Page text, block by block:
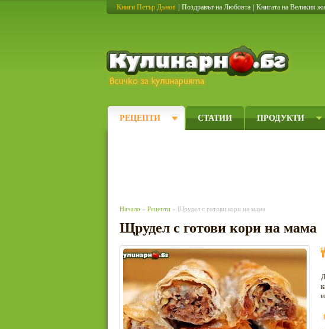
Книги Петър Дънов Поздравът на Любовта Книгата на Великия
РЕЦЕПТИ СТАТИИ ПРОДУКТИ
Начало » Рецепти » Щрудел с готови кори на мама
Щрудел с готови кори на мама